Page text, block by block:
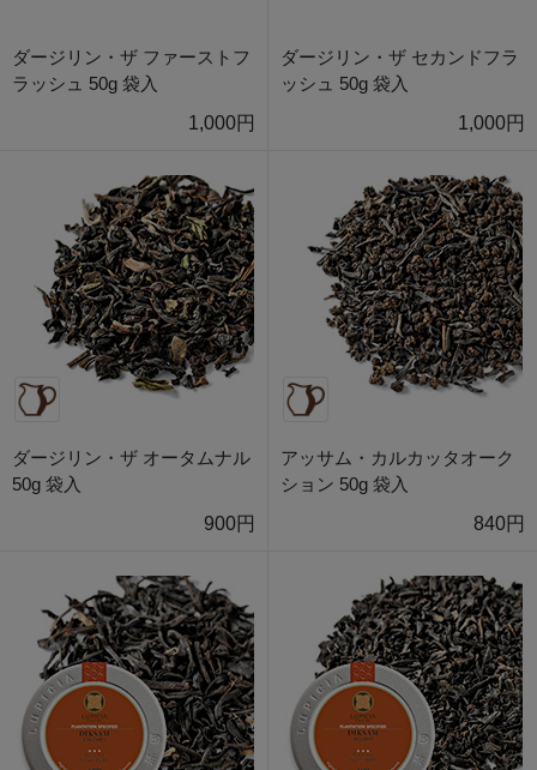
ダージリン・ザ ファーストフ
ラッシュ 50g 袋入
1,000円
ダージリン・ザ セカンドフラ
ッシュ 50g 袋入
1,000円
ダージリン・ザ オータムナル
50g 袋入
900円
アッサム・カルカッタオーク
ション 50g 袋入
840円